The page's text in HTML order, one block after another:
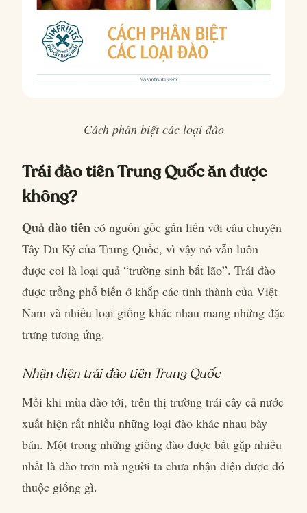
Cách phân biệt các loại đào
Trái đào tiên Trung Quốc ăn được
không?
Quả đào tiên có nguồn gốc gắn liền với câu chuyện
Tây Du Ký của Trung Quốc, vì vậy nó vẫn luôn
được coi là loại quả “trường sinh bất lão”. Trái đào
được trồng phổ biến ở khắp các tỉnh thành của Việt
Nam và nhiều loại giống khác nhau mang những đặc
trưng tương ứng.
Nhận diện trái đào tiên Trung Quốc
Mỗi khi mùa đào tới, trên thị trường trái cây cả nước
xuất hiện rất nhiều những loại đào khác nhau bày
bán. Một trong những giống đào được bắt gặp nhiều
nhất là đào trơn mà người ta chưa nhận diện được đó
thuộc giống gì.